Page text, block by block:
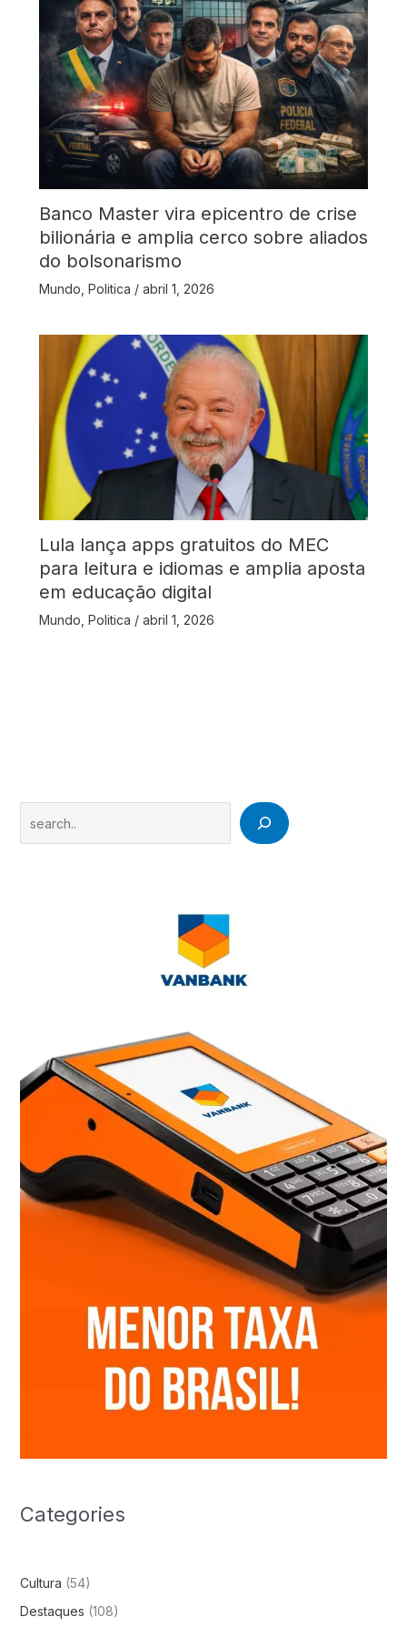
Banco Master vira epicentro de crise
bilionária e amplia cerco sobre aliados
do bolsonarismo
Mundo Politica / abril 1, 2026
Lula lança apps gratuitos do MEC
para leitura e idiomas e amplia aposta
em educação digital
Mundo Politica / abril 1, 2026
Categories
Cultura (54)
Destaques (108)